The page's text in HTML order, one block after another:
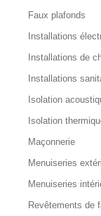
Faux plafonds
Installations
Installations de
Installations
Isolation
Isolation
Maçonnerie
Menuiseries
Menuiseries
Revêtements de